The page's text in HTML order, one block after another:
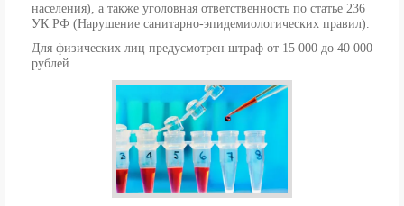
населения), а также уголовная ответственность по статье 236
УК РФ (Нарушение санитарно-эпидемиологических правил).
Для физических лиц предусмотрен штраф от 15 000 до 40 000
рублей.